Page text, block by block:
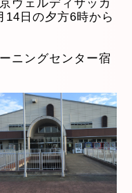
14日の夕方6時から
ニングセンター宿